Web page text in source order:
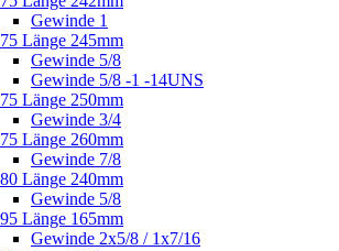
Gewinde 1
Länge 245mm
Gewinde 5/8
Gewinde 5/8 -1 -14UNS
Länge 250mm
Gewinde 3/4
Länge 260mm
Gewinde 7/8
Länge 240mm
Gewinde 5/8
Länge 165mm
Gewinde 2x5/8 / 1x7/16